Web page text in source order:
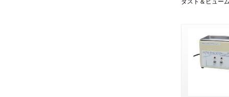
ダスト＆ヒュー